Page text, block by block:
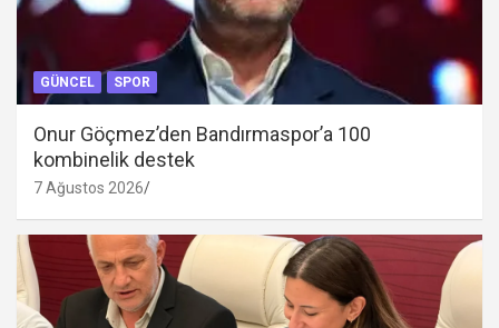
GÜNCEL SPOR
Onur Göçmez’den Bandırmaspor’a 100
kombinelik destek
7 Ağustos 2026